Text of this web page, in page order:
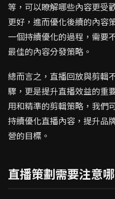
等，可以瞭解哪些內容更受
更好，進而優化後續的內容
一個持續優化的過程，需要
最佳的內容分發策略。
總而言之，直播回放與剪輯
驟，更是提升直播效益的重
用和精準的剪輯策略，我們
持續優化直播內容，提升品
營的目標。
直播策劃需要注意